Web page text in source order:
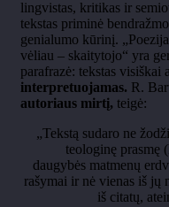
lingvistas, kritikas ir
tekstas priminė
genialumo kūrinį.
vėliau – skaitytojo“ yra
parafrazė: tekstas visiškai
interpretuojamas. R.
autoriaus mirtį, teigė:
„Tekstą sudaro ne
teologinę prasmę
daugybės matmenų
rašymai ir nė vienas iš jų
iš citatų,